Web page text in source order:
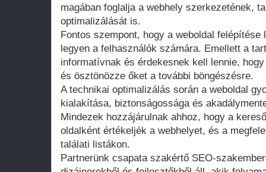
magában foglalja a webhely szerkezetének,
optimalizálását is.
Fontos szempont, hogy a weboldal
legyen a felhasználók számára. Emellett a
informatívnak és érdekesnek kell lennie,
és ösztönözze őket a további böngészésre.
A technikai optimalizálás során a weboldal
kialakítása, biztonságossága és
Mindezek hozzájárulnak ahhoz, hogy a
oldalként értékeljék a webhelyet, és a
találati listákon.
Partnerünk csapata szakértő SEO-